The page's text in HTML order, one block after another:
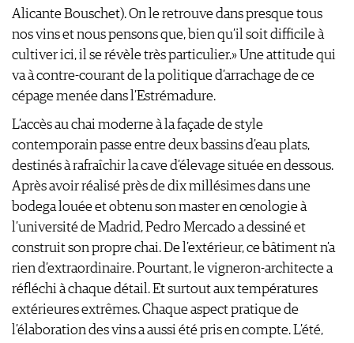
Alicante Bouschet). On le retrouve dans presque tous
nos vins et nous pensons que, bien qu’il soit difficile à
cultiver ici, il se révèle très particulier.» Une attitude qui
va à contre-courant de la politique d’arrachage de ce
cépage menée dans l’Estrémadure.
L’accès au chai moderne à la façade de style
contemporain passe entre deux bassins d’eau plats,
destinés à rafraîchir la cave d’élevage située en dessous.
Après avoir réalisé près de dix millésimes dans une
bodega louée et obtenu son master en œnologie à
l’université de Madrid, Pedro Mercado a dessiné et
construit son propre chai. De l’extérieur, ce bâtiment n’a
rien d’extraordinaire. Pourtant, le vigneron-architecte a
réfléchi à chaque détail. Et surtout aux températures
extérieures extrêmes. Chaque aspect pratique de
l’élaboration des vins a aussi été pris en compte. L’été,